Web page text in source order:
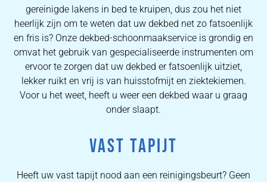
gereinigde lakens in bed te kruipen, dus zou het niet
heerlijk zijn om te weten dat uw dekbed net zo fatsoenlijk
en fris is? Onze dekbed-schoonmaakservice is grondig en
omvat het gebruik van gespecialiseerde instrumenten om
ervoor te zorgen dat uw dekbed er fatsoenlijk uitziet,
lekker ruikt en vrij is van huisstofmijt en ziektekiemen.
Voor u het weet, heeft u weer een dekbed waar u graag
onder slaapt.
VAST TAPIJT
Heeft uw vast tapijt nood aan een reinigingsbeurt? Geen